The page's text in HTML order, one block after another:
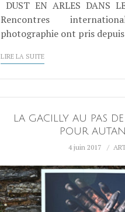
DUST EN ARLES DANS
Rencontres
photographie ont pris
LIRE LA SUITE
LA GACILLY AU PAS
POUR
4 juin 2017